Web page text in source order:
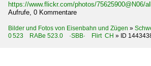
https://www.flickr.com/photos/75625900@N06/
Aufrufe, 0 Kommentare
Bilder und Fotos von Eisenbahn und Zügen »
0 523 RABe 523.0 ·SBB· Flirt CH » ID